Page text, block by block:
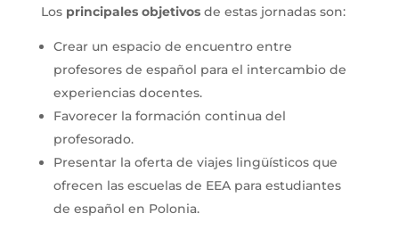
Los principales objetivos de estas jornadas son:
Crear un espacio de encuentro entre
profesores de español para el intercambio de
experiencias docentes.
Favorecer la formación continua del
profesorado.
Presentar la oferta de viajes lingüísticos que
ofrecen las escuelas de EEA para estudiantes
de español en Polonia.